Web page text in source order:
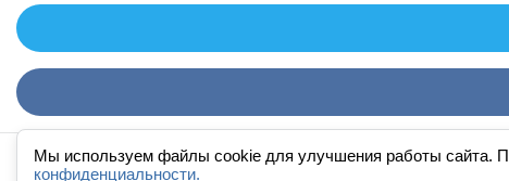
Мы используем файлы cookie для улучшения работы сайта.
конфиденциальности.